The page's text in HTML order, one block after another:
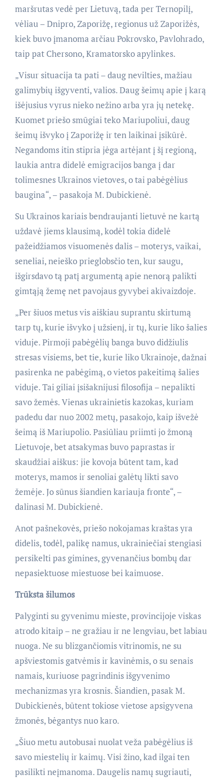
maršrutas vedė per Lietuvą, tada per Ternopilį,
vėliau – Dnipro, Zaporižę, regionus už Zaporižės,
kiek buvo įmanoma arčiau Pokrovsko, Pavlohrado,
taip pat Chersono, Kramatorsko apylinkes.
„Visur situacija ta pati – daug nevilties, mažiau
galimybių išgyventi, valios. Daug šeimų apie į karą
išėjusius vyrus nieko nežino arba yra jų netekę.
Kuomet priešo smūgiai teko Mariupoliui, daug
šeimų išvyko į Zaporižę ir ten laikinai įsikūrė.
Negandoms itin stipria jėga artėjant į šį regioną,
laukia antra didelė emigracijos banga į dar
tolimesnes Ukrainos vietoves, o tai pabėgėlius
baugina“, – pasakoja M. Dubickienė.
Su Ukrainos kariais bendraujanti lietuvė ne kartą
uždavė jiems klausimą, kodėl tokia didelė
pažeidžiamos visuomenės dalis – moterys, vaikai,
seneliai, neieško prieglobsčio ten, kur saugu,
išgirsdavo tą patį argumentą apie nenorą palikti
gimtąją žemę net pavojaus gyvybei akivaizdoje.
„Per šiuos metus vis aiškiau suprantu skirtumą
tarp tų, kurie išvyko į užsienį, ir tų, kurie liko šalies
viduje. Pirmoji pabėgėlių banga buvo didžiulis
stresas visiems, bet tie, kurie liko Ukrainoje, dažnai
pasirenka ne pabėgimą, o vietos pakeitimą šalies
viduje. Tai giliai įsišaknijusi filosofija – nepalikti
savo žemės. Vienas ukrainietis kazokas, kuriam
padedu dar nuo 2002 metų, pasakojo, kaip išvežė
šeimą iš Mariupolio. Pasiūliau priimti jo žmoną
Lietuvoje, bet atsakymas buvo paprastas ir
skaudžiai aiškus: jie kovoja būtent tam, kad
moterys, mamos ir senoliai galėtų likti savo
žemėje. Jo sūnus šiandien kariauja fronte“, –
dalinasi M. Dubickienė.
Anot pašnekovės, priešo nokojamas kraštas yra
didelis, todėl, palikę namus, ukrainiečiai stengiasi
persikelti pas gimines, gyvenančius bombų dar
nepasiektuose miestuose bei kaimuose.
Trūksta šilumos
Palyginti su gyvenimu mieste, provincijoje viskas
atrodo kitaip – ne gražiau ir ne lengviau, bet labiau
nuoga. Ne su blizgančiomis vitrinomis, ne su
apšviestomis gatvėmis ir kavinėmis, o su senais
namais, kuriuose pagrindinis išgyvenimo
mechanizmas yra krosnis. Šiandien, pasak M.
Dubickienės, būtent tokiose vietose apsigyvena
žmonės, bėgantys nuo karo.
„Šiuo metu autobusai nuolat veža pabėgėlius iš
savo miestelių ir kaimų. Visi žino, kad ilgai ten
pasilikti neįmanoma. Daugelis namų sugriauti,